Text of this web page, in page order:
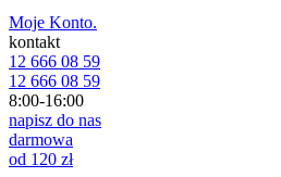
Moje Konto.
kontakt
12 666 08 59
12 666 08 59
8:00-16:00
napisz do nas
darmowa
od 120 zł